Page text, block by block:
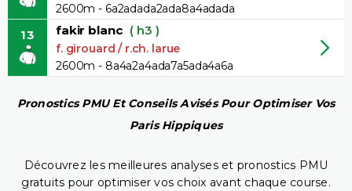
2600m - 6a2adada2ada8a4adada
13 fakir blanc ( h3 )
f. girouard / r.ch. larue
2600m - 8a4a2a4ada7a5ada4a6a
Pronostics PMU Et Conseils Avisés Pour Optimiser Vos
Paris Hippiques
Découvrez les meilleures analyses et pronostics PMU
gratuits pour optimiser vos choix avant chaque course.